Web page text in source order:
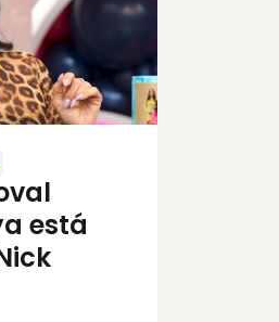
está